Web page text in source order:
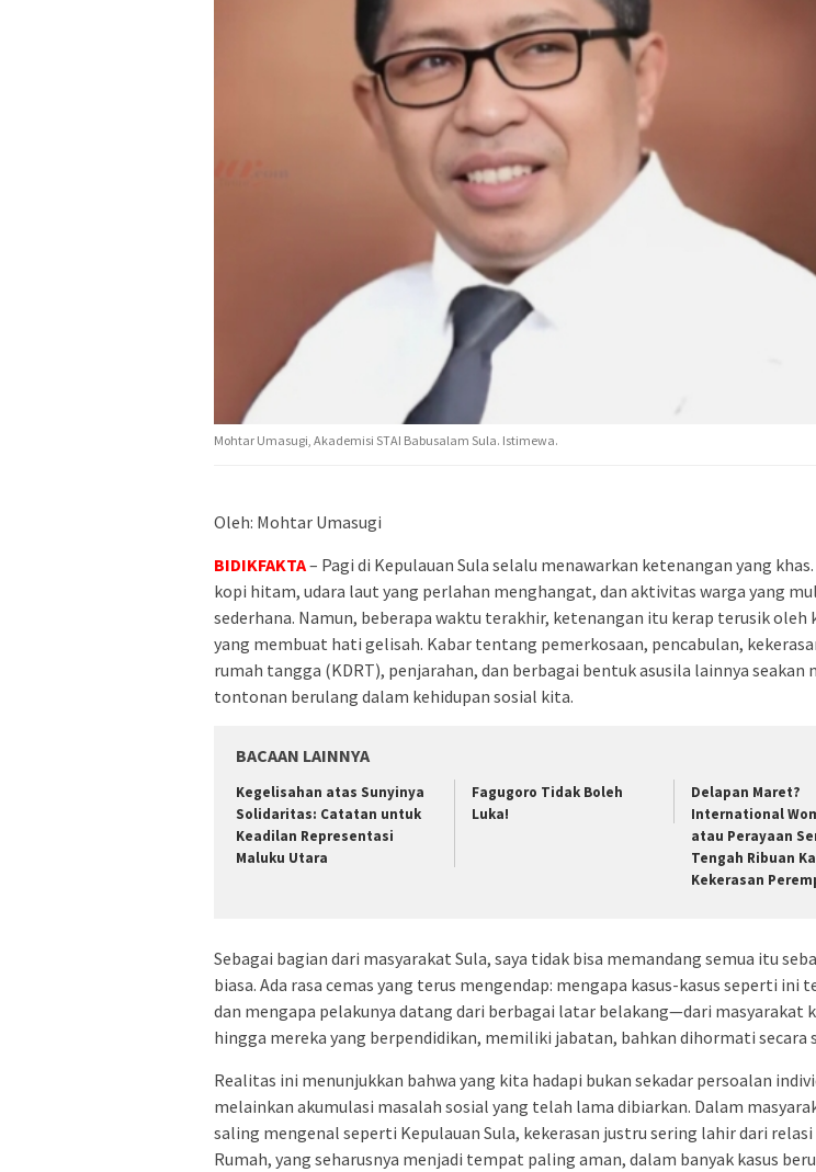
Mohtar Umasugi, Akademisi STAI Babusalam Sula. Istimewa.
Oleh: Mohtar Umasugi
BIDIKFAKTA– Pagi di Kepulauan Sula selalu menawarkan ketenangan yang
kopi hitam, udara laut yang perlahan menghangat, dan aktivitas warga yang
sederhana. Namun, beberapa waktu terakhir, ketenangan itu kerap terusik oleh
yang membuat hati gelisah. Kabar tentang pemerkosaan, pencabulan,
rumah tangga (KDRT), penjarahan, dan berbagai bentuk asusila lainnya seakan
tontonan berulang dalam kehidupan sosial kita.
BACAAN LAINNYA
Kegelisahan atas Sunyinya
Solidaritas: Catatan untuk
Keadilan Representasi
Maluku Utara
Fagugoro Tidak Boleh
Luka!
Delapan Maret?
International
atau Perayaan
Tengah Ribuan
Kekerasan
Sebagai bagian dari masyarakat Sula, saya tidak bisa memandang semua itu
biasa. Ada rasa cemas yang terus mengendap: mengapa kasus-kasus seperti ini
dan mengapa pelakunya datang dari berbagai latar belakang—dari masyarakat
hingga mereka yang berpendidikan, memiliki jabatan, bahkan dihormati secara
Realitas ini menunjukkan bahwa yang kita hadapi bukan sekadar persoalan
melainkan akumulasi masalah sosial yang telah lama dibiarkan. Dalam
saling mengenal seperti Kepulauan Sula, kekerasan justru sering lahir dari
Rumah, yang seharusnya menjadi tempat paling aman, dalam banyak kasus